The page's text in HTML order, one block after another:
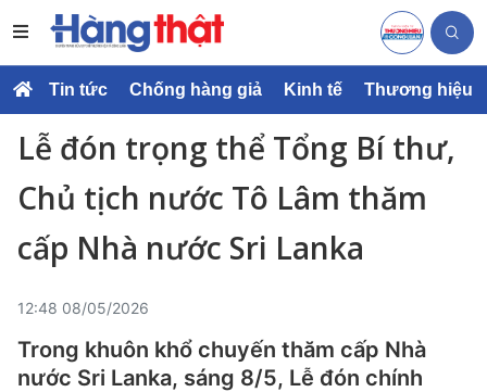
Tin tức Chống hàng giả Kinh tế Thương hiệu
Lễ đón trọng thể Tổng Bí thư,
Chủ tịch nước Tô Lâm thăm
cấp Nhà nước Sri Lanka
12:48 08/05/2026
Trong khuôn khổ chuyến thăm cấp Nhà
nước Sri Lanka, sáng 8/5, Lễ đón chính